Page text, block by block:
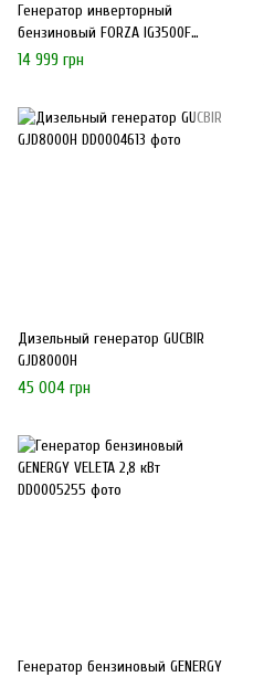
Генератор инверторный
бензиновый FORZA IG3500F
3.2/3.5 кВт
14 999 грн
Дизельный генератор GUCBIR
GJD8000H
45 004 грн
Генератор бензиновый GENERGY